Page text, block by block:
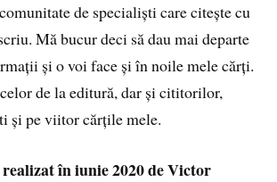
de specialiști care citește cu
Mă bucur deci să dau mai departe
și o voi face și în noile mele cărți.
de la editură, dar și cititorilor,
și pe viitor cărțile mele.
în iunie 2020 de Victor